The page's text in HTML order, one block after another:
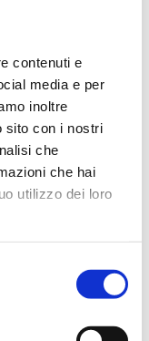
contenuti e
media e per
inoltre
sito con i nostri
che
che hai
utilizzo dei loro
le sue
bordo
costituito
flessibili,
di